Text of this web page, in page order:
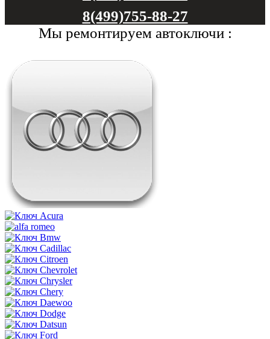
8(499)755-88-27
Мы ремонтируем автоключи :